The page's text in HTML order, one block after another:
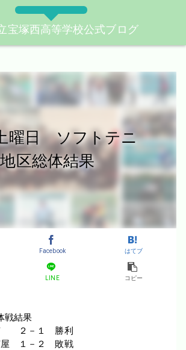
宝塚西高等学校公式ブログ
曜日 ソフトテニ
区総体結果
Facebook はてブ
LINE コピー
戦結果
２－１ 勝利
屋 １－２ 敗戦